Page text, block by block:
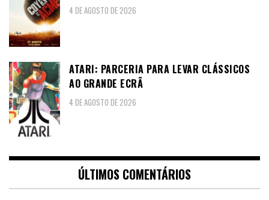
4 DE AGOSTO DE 2026
ATARI: PARCERIA PARA LEVAR CLÁSSICOS
AO GRANDE ECRÃ
4 DE AGOSTO DE 2026
ÚLTIMOS COMENTÁRIOS